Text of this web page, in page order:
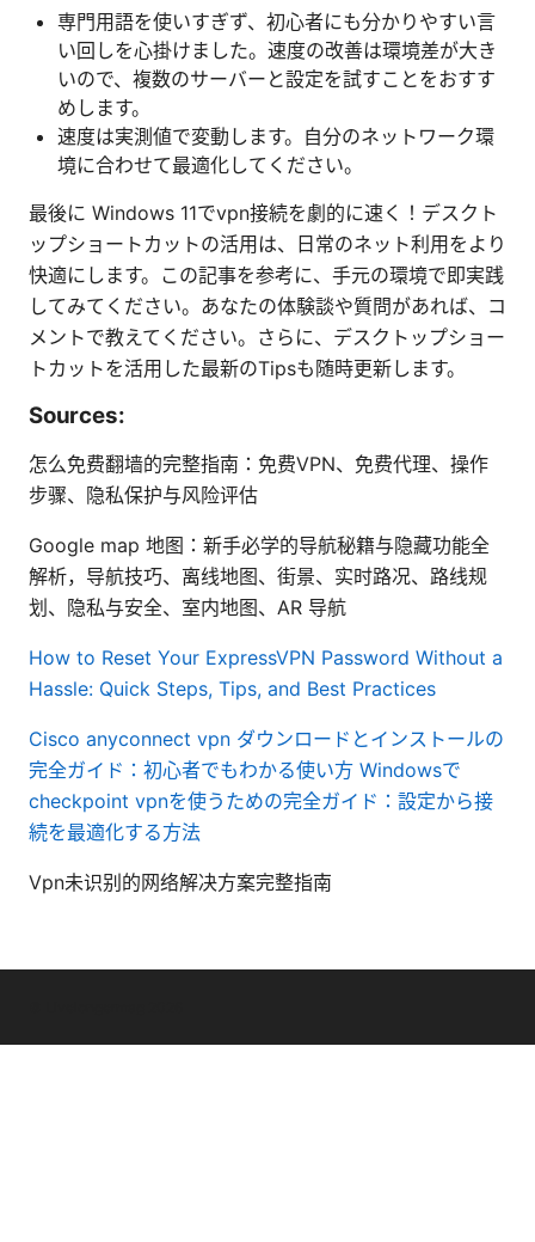
専門用語を使いすぎず、初心者にも分かりやすい言
い回しを心掛けました。速度の改善は環境差が大き
いので、複数のサーバーと設定を試すことをおすす
めします。
速度は実測値で変動します。自分のネットワーク環
境に合わせて最適化してください。
最後に Windows 11でvpn接続を劇的に速く！デスクト
ップショートカットの活用は、日常のネット利用をより
快適にします。この記事を参考に、手元の環境で即実践
してみてください。あなたの体験談や質問があれば、コ
メントで教えてください。さらに、デスクトップショー
トカットを活用した最新のTipsも随時更新します。
Sources:
怎么免费翻墙的完整指南：免费VPN、免费代理、操作
步骤、隐私保护与风险评估
Google map 地图：新手必学的导航秘籍与隐藏功能全
解析，导航技巧、离线地图、街景、实时路况、路线规
划、隐私与安全、室内地图、AR 导航
How to Reset Your ExpressVPN Password Without a
Hassle: Quick Steps, Tips, and Best Practices
Cisco anyconnect vpn ダウンロードとインストールの
完全ガイド：初心者でもわかる使い方 Windowsで
checkpoint vpnを使うための完全ガイド：設定から接
続を最適化する方法
Vpn未识别的网络解决方案完整指南